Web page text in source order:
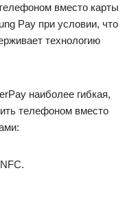
вместо карты
Pay при условии, что
технологию
наиболее гибкая,
телефоном вместо